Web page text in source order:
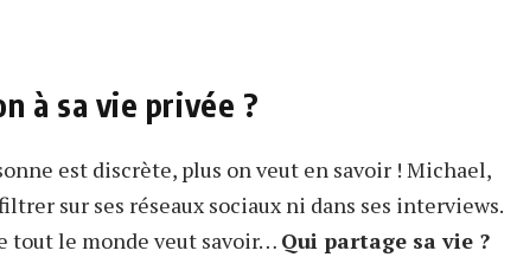
à sa vie privée ?
est discrète, plus on veut en savoir ! Michael,
sur ses réseaux sociaux ni dans ses interviews.
tout le monde veut savoir… Qui partage sa vie ?